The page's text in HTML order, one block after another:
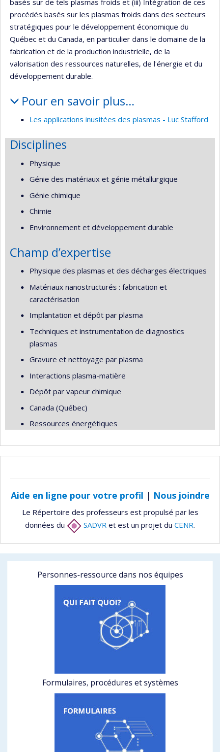
procédés basés sur les plasmas froids dans des secteurs
stratégiques pour le développement économique du
Québec et du Canada, en particulier dans le domaine de la
fabrication et de la production industrielle, de la
valorisation des ressources naturelles, de l'énergie et du
développement durable.
Pour en savoir plus…
Les applications inusitées des plasmas - Luc Stafford
Disciplines
Physique
Génie des matériaux et génie métallurgique
Génie chimique
Chimie
Environnement et développement durable
Champ d’expertise
Physique des plasmas et des décharges électriques
Matériaux nanostructurés : fabrication et
caractérisation
Implantation et dépôt par plasma
Techniques et instrumentation de diagnostics
plasmas
Gravure et nettoyage par plasma
Interactions plasma-matière
Dépôt par vapeur chimique
Canada (Québec)
Ressources énergétiques
Aide en ligne pour votre profil | Nous joindre
Le Répertoire des professeurs est propulsé par les
données du
SADVR et est un projet du CENR.
Personnes-ressource dans nos équipes
Formulaires, procédures et systèmes